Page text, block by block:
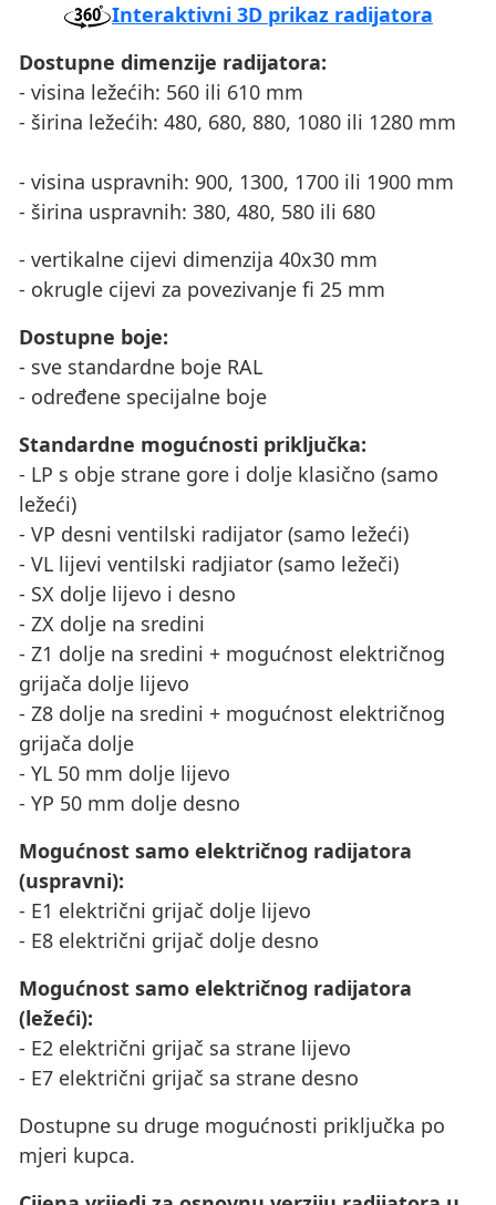
Interaktivni 3D prikaz radijatora
Dostupne dimenzije radijatora:
- visina ležećih: 560 ili 610 mm
- širina ležećih: 480, 680, 880, 1080 ili 1280 mm
- visina uspravnih: 900, 1300, 1700 ili 1900 mm
- širina uspravnih: 380, 480, 580 ili 680
- vertikalne cijevi dimenzija 40x30 mm
- okrugle cijevi za povezivanje fi 25 mm
Dostupne boje:
- sve standardne boje RAL
- određene specijalne boje
Standardne mogućnosti priključka:
- LP s obje strane gore i dolje klasično (samo
ležeći)
- VP desni ventilski radijator (samo ležeći)
- VL lijevi ventilski radjiator (samo ležeči)
- SX dolje lijevo i desno
- ZX dolje na sredini
- Z1 dolje na sredini + mogućnost električnog
grijača dolje lijevo
- Z8 dolje na sredini + mogućnost električnog
grijača dolje
- YL 50 mm dolje lijevo
- YP 50 mm dolje desno
Mogućnost samo električnog radijatora
(uspravni):
- E1 električni grijač dolje lijevo
- E8 električni grijač dolje desno
Mogućnost samo električnog radijatora
(ležeći):
- E2 električni grijač sa strane lijevo
- E7 električni grijač sa strane desno
Dostupne su druge mogućnosti priključka po
mjeri kupca.